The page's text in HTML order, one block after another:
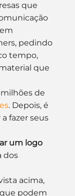
que
pedindo
tempo,
que
de
. Depois, é
fazer seus
um logo
dos
acima,
podem